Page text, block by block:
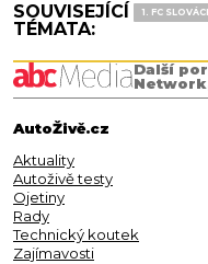
SOUVISEJÍCÍ
TÉMATA:
1. FC
Další
AutoŽivě.cz
Aktuality
Autoživě testy
Ojetiny
Rady
Technický koutek
Zajímavosti